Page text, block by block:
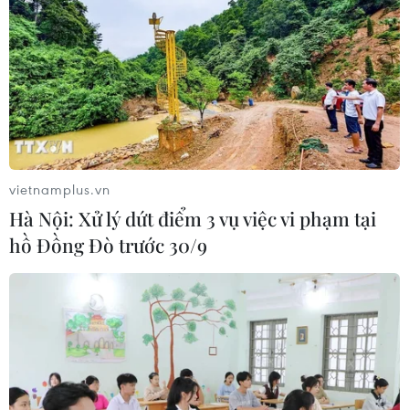
vietnamplus.vn
Hà Nội: Xử lý dứt điểm 3 vụ việc vi phạm tại
hồ Đồng Đò trước 30/9